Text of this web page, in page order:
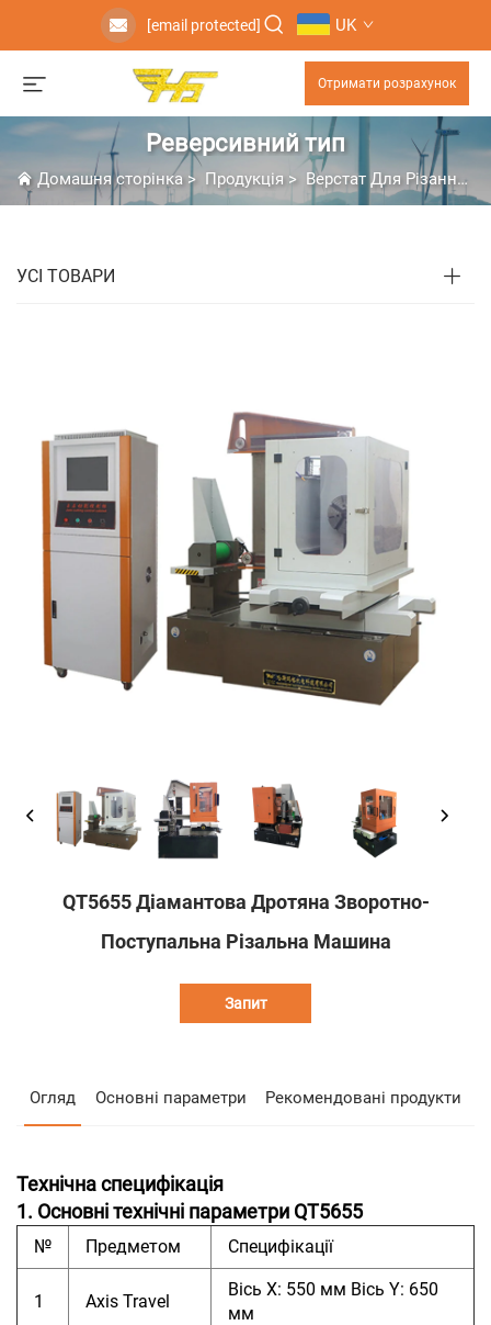
[email protected] UK
Отримати розрахунок
Реверсивний тип
Домашня сторінка> Продукція> Верстат Для Різання Дротом
УСІ ТОВАРИ
QT5655 Діамантова Дротяна Зворотно-
Поступальна Різальна Машина
Запит
Огляд Основні параметри Рекомендовані продукти
Технічна специфікація
1. Основні технічні параметри QT5655
№ Предметом Специфікації
1 Axis Travel
Вісь X: 550 мм Вісь Y: 650
мм